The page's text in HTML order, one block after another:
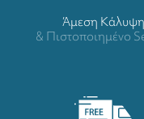
Άμεση Κάλυψη
& Πιστοποιημένο